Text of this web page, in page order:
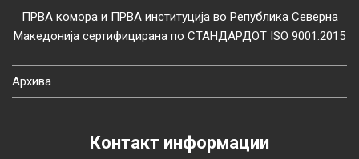
ПРВА комора и ПРВА институција во Република Северна
Македонија сертифицирана по СТАНДАРДОТ ISO 9001:2015
Архива
Контакт информации